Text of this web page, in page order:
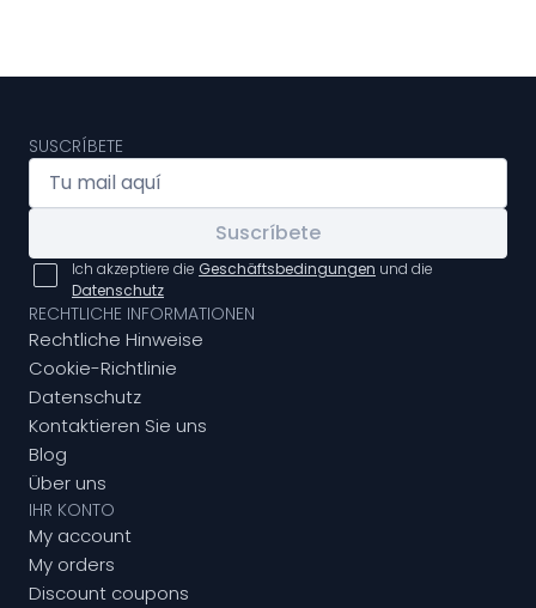
SUSCRÍBETE
Suscríbete
Ich akzeptiere die Geschäftsbedingungen und die
Datenschutz
RECHTLICHE INFORMATIONEN
Rechtliche Hinweise
Cookie-Richtlinie
Datenschutz
Kontaktieren Sie uns
Blog
Über uns
IHR KONTO
My account
My orders
Discount coupons